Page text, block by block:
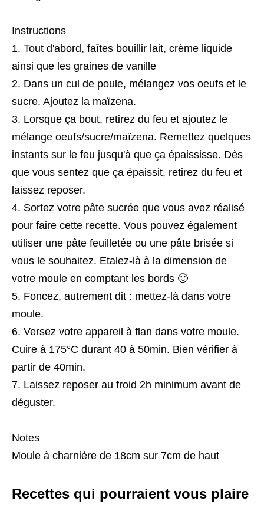
Instructions
Tout d'abord, faîtes bouillir lait, crème liquide
ainsi que les graines de vanille
Dans un cul de poule, mélangez vos oeufs et le
sucre. Ajoutez la maïzena.
Lorsque ça bout, retirez du feu et ajoutez le
mélange oeufs/sucre/maïzena. Remettez quelques
instants sur le feu jusqu'à que ça épaississe. Dès
que vous sentez que ça épaissit, retirez du feu et
laissez reposer.
Sortez votre pâte sucrée que vous avez réalisé
pour faire cette recette. Vous pouvez également
utiliser une pâte feuilletée ou une pâte brisée si
vous le souhaitez. Etalez-là à la dimension de
votre moule en comptant les bords 🙂
Foncez, autrement dit : mettez-là dans votre
moule.
Versez votre appareil à flan dans votre moule.
Cuire à 175°C durant 40 à 50min. Bien vérifier à
partir de 40min.
Laissez reposer au froid 2h minimum avant de
déguster.
Notes
Moule à charnière de 18cm sur 7cm de haut
Recettes qui pourraient vous plaire